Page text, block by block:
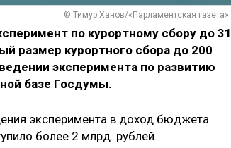
© Тимур Ханов/«Парламентская газета»
по курортному сбору до 31
размер курортного сбора до 200
эксперимента по развитию
базе Госдумы.
эксперимента в доход бюджета
более 2 млрд. рублей.